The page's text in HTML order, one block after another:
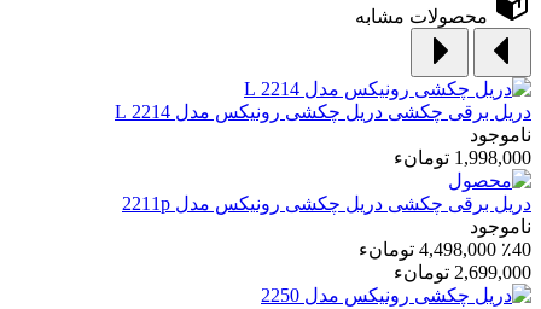
محصولات مشابه
دریل برقی چکشی دریل چکشی رونیکس مدل 2214 L
ناموجود
1,998,000 تومانء
دریل برقی چکشی دریل چکشی رونیکس مدل 2211p
ناموجود
٪40 4,498,000 تومانء
2,699,000 تومانء